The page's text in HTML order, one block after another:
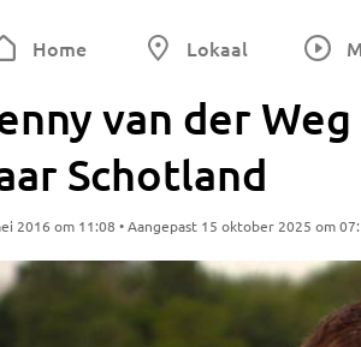
Home Lokaal
van der
Schotland
2016 om 11:08 • Aangepast 15 oktober 2025 om